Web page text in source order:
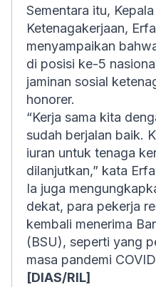
Sementara itu,
Ketenagakerjaan,
menyampaikan
di posisi ke-5
jaminan sosial
honorer.
“Kerja sama kita
sudah berjalan baik.
iuran untuk tenaga
dilanjutkan,” kata
Ia juga
dekat, para pekerja
kembali menerima
(BSU), seperti yang
masa pandemi
[DIAS/RIL]